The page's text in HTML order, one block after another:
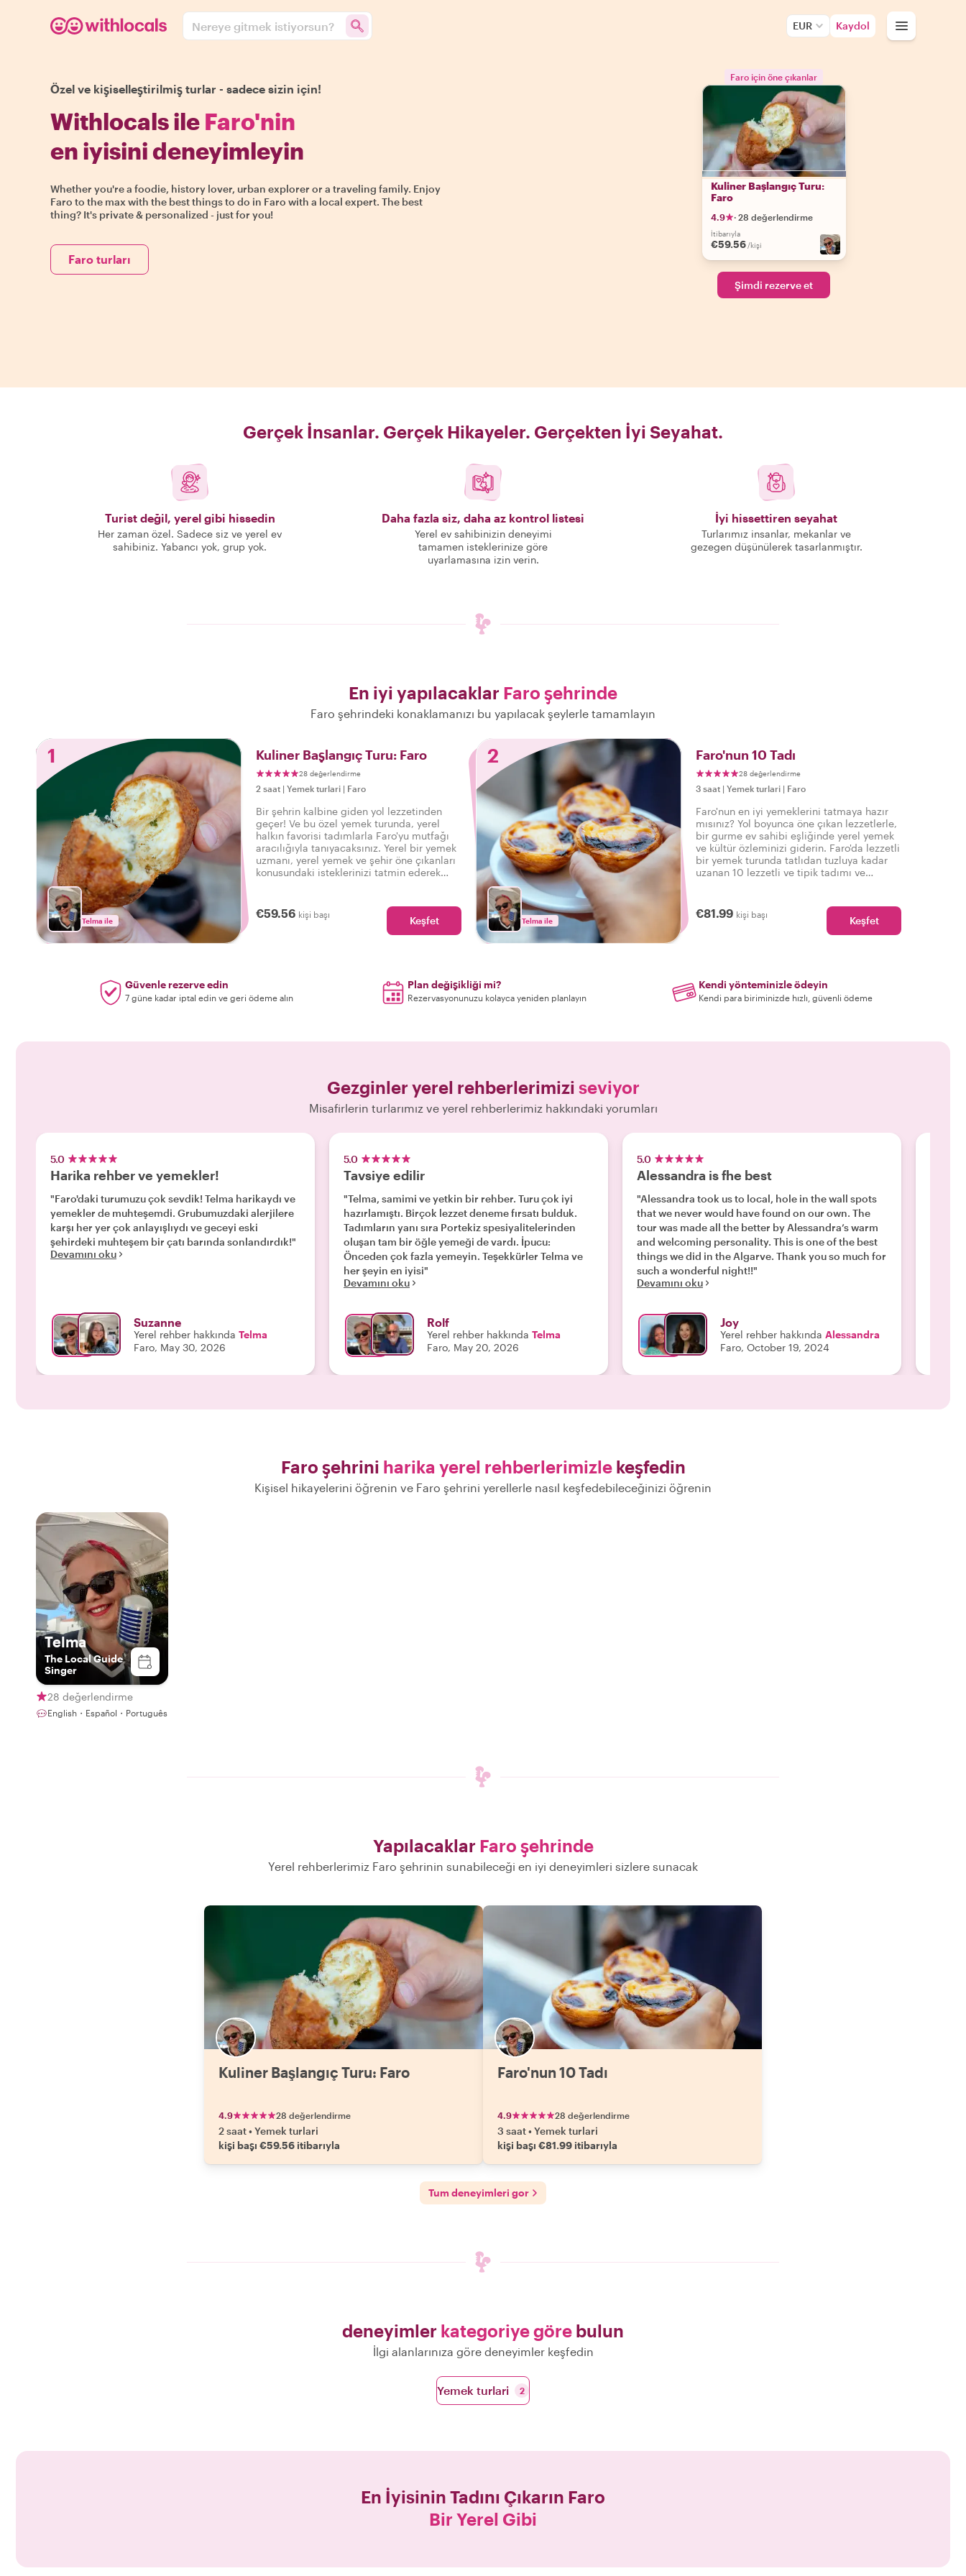
Nereye gitmek istiyorsun? EUR Kaydol
Özel ve kişiselleştirilmiş turlar - sadece sizin için!
Withlocals ile Faro'nin
en iyisini deneyimleyin
Whether you're a foodie, history lover, urban explorer or a traveling family. Enjoy
Faro to the max with the best things to do in Faro with a local expert. The best
thing? It's private & personalized - just for you!
Faro turları
Faro için öne çıkanlar
Kuliner Başlangıç Turu:
Faro
4.9 · 28 değerlendirme
İtibarıyla
€59.56 /kişi
Şimdi rezerve et
Gerçek İnsanlar. Gerçek Hikayeler. Gerçekten İyi Seyahat.
Turist değil, yerel gibi hissedin
Her zaman özel. Sadece siz ve yerel ev
sahibiniz. Yabancı yok, grup yok.
Daha fazla siz, daha az kontrol listesi
Yerel ev sahibinizin deneyimi
tamamen isteklerinize göre
uyarlamasına izin verin.
İyi hissettiren seyahat
Turlarımız insanlar, mekanlar ve
gezegen düşünülerek tasarlanmıştır.
En iyi yapılacaklar Faro şehrinde
Faro şehrindeki konaklamanızı bu yapılacak şeylerle tamamlayın
1
Telma ile
Kuliner Başlangıç Turu: Faro
28 değerlendirme
2 saat | Yemek turlari | Faro
Bir şehrin kalbine giden yol lezzetinden
geçer! Ve bu özel yemek turunda, yerel
halkın favorisi tadımlarla Faro'yu mutfağı
aracılığıyla tanıyacaksınız. Yerel bir yemek
uzmanı, yerel yemek ve şehir öne çıkanları
konusundaki isteklerinizi tatmin ederek
€59.56 kişi başı Keşfet
2
Telma ile
Faro'nun 10 Tadı
28 değerlendirme
3 saat | Yemek turlari | Faro
Faro'nun en iyi yemeklerini tatmaya hazır
mısınız? Yol boyunca öne çıkan lezzetlerle,
bir gurme ev sahibi eşliğinde yerel yemek
ve kültür özleminizi giderin. Faro'da lezzetli
bir yemek turunda tatlıdan tuzluya kadar
uzanan 10 lezzetli ve tipik tadımı ve
€81.99 kişi başı Keşfet
Güvenle rezerve edin
7 güne kadar iptal edin ve geri ödeme alın
Plan değişikliği mi?
Rezervasyonunuzu kolayca yeniden planlayın
Kendi yönteminizle ödeyin
Kendi para biriminizde hızlı, güvenli ödeme
Gezginler yerel rehberlerimizi seviyor
Misafirlerin turlarımız ve yerel rehberlerimiz hakkındaki yorumları
5.0
Harika rehber ve yemekler!
"Faro'daki turumuzu çok sevdik! Telma harikaydı ve
yemekler de muhteşemdi. Grubumuzdaki alerjilere
karşı her yer çok anlayışlıydı ve geceyi eski
şehirdeki muhteşem bir çatı barında sonlandırdık!"
Devamını oku
Suzanne
Yerel rehber hakkında Telma
Faro, May 30, 2026
5.0
Tavsiye edilir
"Telma, samimi ve yetkin bir rehber. Turu çok iyi
hazırlamıştı. Birçok lezzet deneme fırsatı bulduk.
Tadımların yanı sıra Portekiz spesiyalitelerinden
oluşan tam bir öğle yemeği de vardı. İpucu:
Önceden çok fazla yemeyin. Teşekkürler Telma ve
her şeyin en iyisi"
Devamını oku
Rolf
Yerel rehber hakkında Telma
Faro, May 20, 2026
5.0
Alessandra is fhe best
"Alessandra took us to local, hole in the wall spots
that we never would have found on our own. The
tour was made all the better by Alessandra’s warm
and welcoming personality. This is one of the best
things we did in the Algarve. Thank you so much for
such a wonderful night!!"
Devamını oku
Joy
Yerel rehber hakkında Alessandra
Faro, October 19, 2024
Faro şehrini harika yerel rehberlerimizlekeşfedin
Kişisel hikayelerini öğrenin ve Faro şehrini yerellerle nasıl keşfedebileceğinizi öğrenin
Telma
The Local Guide
Singer
28 değerlendirme
English・Español・Português
Yapılacaklar Faro şehrinde
Yerel rehberlerimiz Faro şehrinin sunabileceği en iyi deneyimleri sizlere sunacak
Kuliner Başlangıç Turu: Faro
4.9 28 değerlendirme
2 saat•Yemek turlari
kişi başı €59.56 itibarıyla
Faro'nun 10 Tadı
4.9 28 değerlendirme
3 saat•Yemek turlari
kişi başı €81.99 itibarıyla
Tum deneyimleri gor
deneyimler kategoriye göre bulun
İlgi alanlarınıza göre deneyimler keşfedin
Yemek turlari 2
En İyisinin Tadını Çıkarın Faro
Bir Yerel Gibi